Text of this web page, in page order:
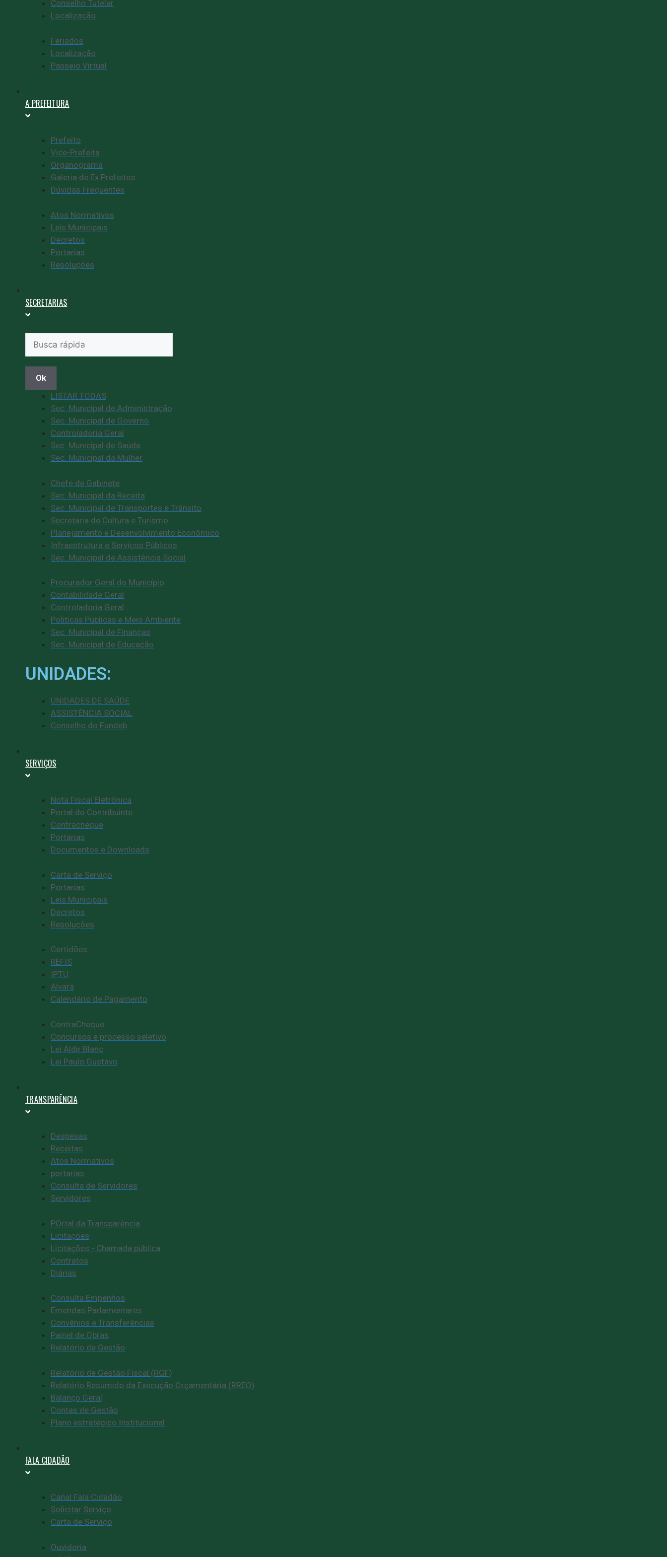
Conselho Tutelar
Localização
Feriados
Localização
Passeio Virtual
A PREFEITURA
Prefeito
Vice-Prefeita
Organograma
Galeria de Ex Prefeitos
Dúvidas Frequentes
Atos Normativos
Leis Municipais
Decretos
Portarias
Resoluções
SECRETARIAS
Ok
LISTAR TODAS
Sec. Municipal de Administração
Sec. Municipal de Governo
Controladoria Geral
Sec. Municipal de Saúde
Sec. Municipal da Mulher
Chefe de Gabinete
Sec. Municipal da Receita
Sec. Municipal de Transportes e Trânsito
Secretaria de Cultura e Turismo
Planejamento e Desenvolvimento Econômico
Infraestrutura e Serviços Públicos
Sec. Municipal de Assistência Social
Procurador Geral do Município
Contabilidade Geral
Controladoria Geral
Politicas Públicas e Meio Ambiente
Sec. Municipal de Finanças
Sec. Municipal de Educação
UNIDADES:
UNIDADES DE SAÚDE
ASSISTÊNCIA SOCIAL
Conselho do Fundeb
SERVIÇOS
Nota Fiscal Eletrônica
Portal do Contribuinte
Contracheque
Portarias
Documentos e Downloads
Carta de Serviço
Portarias
Leis Municipais
Decretos
Resoluções
Certidões
REFIS
IPTU
Alvará
Calendário de Pagamento
ContraCheque
Concursos e processo seletivo
Lei Aldir Blanc
Lei Paulo Gustavo
TRANSPARÊNCIA
Despesas
Receitas
Atos Normativos
portarias
Consulta de Servidores
Servidores
POrtal da Transparência
Licitações
Licitações - Chamada pública
Contratos
Diárias
Consulta Empenhos
Emendas Parlamentares
Convênios e Transferências
Painel de Obras
Relatório de Gestão
Relatório de Gestão Fiscal (RGF)
Relatório Resumido da Execução Orçamentária (RREO)
Balanço Geral
Contas de Gestão
Plano estratégico Institucional
FALA CIDADÃO
Canal Fala Cidadão
Solicitar Serviço
Carta de Serviço
Ouvidoria